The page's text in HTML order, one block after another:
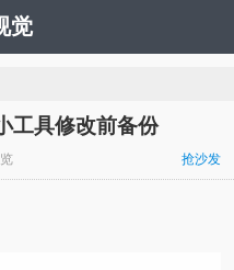
觉
工具修改前备份
抢沙发